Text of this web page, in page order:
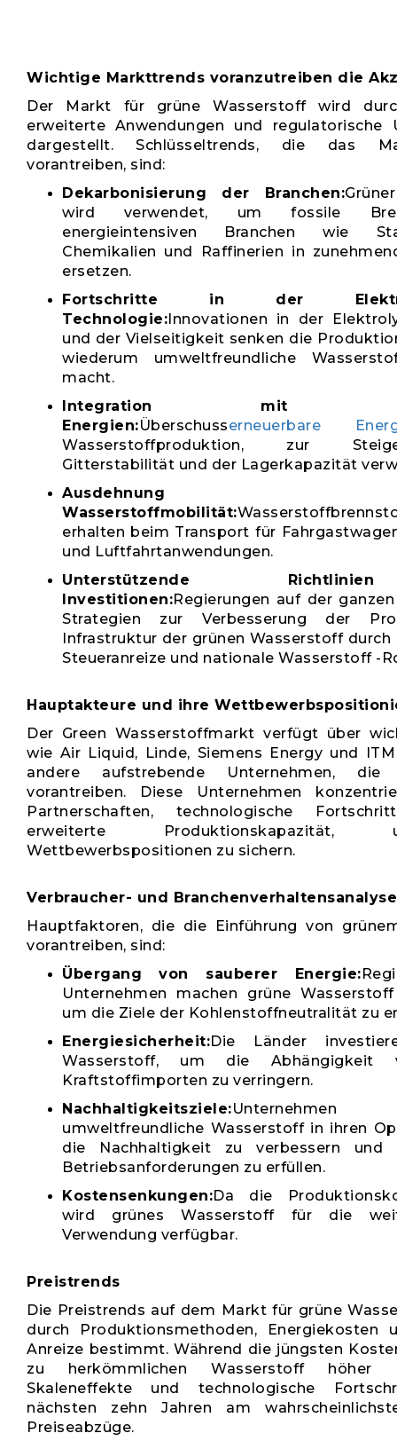
Wichtige Markttrends voranzutreiben die
Der Markt für grüne Wasserstoff wird
erweiterte Anwendungen und regulatorische
dargestellt. Schlüsseltrends, die das
vorantreiben, sind:
Dekarbonisierung der Branchen:
wird verwendet, um fossile
energieintensiven Branchen wie
Chemikalien und Raffinerien in
ersetzen.
Fortschritte in der
Technologie:Innovationen in der
und der Vielseitigkeit senken die
wiederum umweltfreundliche
macht.
Integration mit
Energien:Überschusserneuerbare
Wasserstoffproduktion, zur
Gitterstabilität und der Lagerkapazität
Wasserstoffmobilität:
erhalten beim Transport für
und Luftfahrtanwendungen.
Unterstützende
Investitionen:Regierungen auf der
Strategien zur Verbesserung der
Infrastruktur der grünen Wasserstoff durch
Steueranreize und nationale Wasserstoff -
Hauptakteure und ihre
Der Green Wasserstoffmarkt verfügt über
wie Air Liquid, Linde, Siemens Energy und
andere aufstrebende Unternehmen, die
vorantreiben. Diese Unternehmen
Partnerschaften, technologische
erweiterte
Wettbewerbspositionen zu sichern.
Verbraucher- und Branchenverhaltensanalyse
Hauptfaktoren, die die Einführung von
vorantreiben, sind:
Übergang von sauberer Energie:
Unternehmen machen grüne
um die Ziele der Kohlenstoffneutralität zu
Energiesicherheit:Die Länder
Wasserstoff, um die Abhängigkeit
Kraftstoffimporten zu verringern.
Nachhaltigkeitsziele:Unternehmen
umweltfreundliche Wasserstoff in ihren
die Nachhaltigkeit zu verbessern und
Betriebsanforderungen zu erfüllen.
Kostensenkungen:Da die
wird grünes Wasserstoff für die
Verwendung verfügbar.
Preistrends
Die Preistrends auf dem Markt für grüne
durch Produktionsmethoden, Energiekosten
Anreize bestimmt. Während die jüngsten
zu herkömmlichen Wasserstoff höher
Skaleneffekte und technologische
nächsten zehn Jahren am
Preiseabzüge.